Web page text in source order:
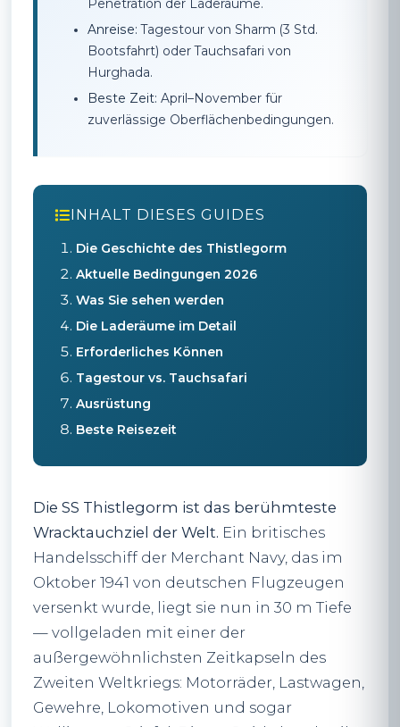
Penetration der Laderäume.
Anreise: Tagestour von Sharm (3 Std.
Bootsfahrt) oder Tauchsafari von
Hurghada.
Beste Zeit: April–November für
zuverlässige Oberflächenbedingungen.
INHALT DIESES GUIDES
Die Geschichte des Thistlegorm
Aktuelle Bedingungen 2026
Was Sie sehen werden
Die Laderäume im Detail
Erforderliches Können
Tagestour vs. Tauchsafari
Ausrüstung
Beste Reisezeit
Die SS Thistlegorm ist das berühmteste
Wracktauchziel der Welt. Ein britisches
Handelsschiff der Merchant Navy, das im
Oktober 1941 von deutschen Flugzeugen
versenkt wurde, liegt sie nun in 30 m Tiefe
— vollgeladen mit einer der
außergewöhnlichsten Zeitkapseln des
Zweiten Weltkriegs: Motorräder, Lastwagen,
Gewehre, Lokomotiven und sogar